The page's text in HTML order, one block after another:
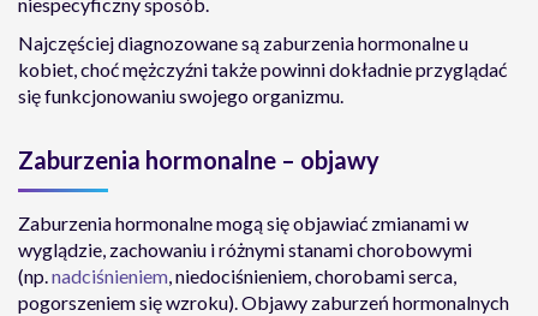
Najczęściej diagnozowane są zaburzenia hormonalne u
kobiet, choć mężczyźni także powinni dokładnie przyglądać
się funkcjonowaniu swojego organizmu.
Zaburzenia hormonalne – objawy
Zaburzenia hormonalne mogą się objawiać zmianami w
wyglądzie, zachowaniu i różnymi stanami chorobowymi
(np.nadciśnieniem, niedociśnieniem, chorobami serca,
pogorszeniem się wzroku). Objawy zaburzeń hormonalnych